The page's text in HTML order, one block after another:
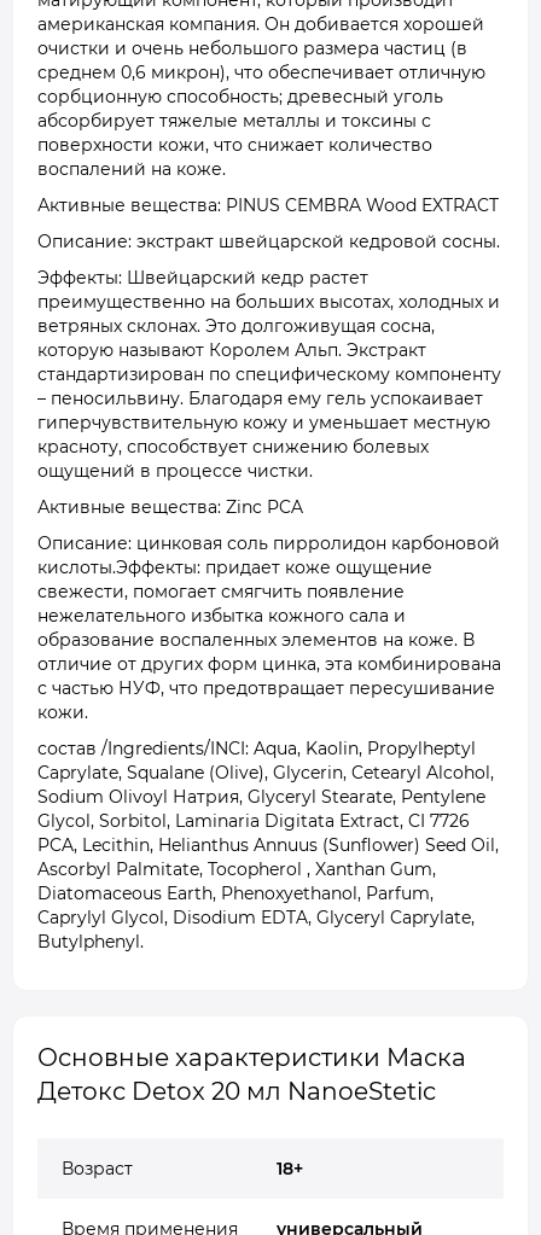
американская компания. Он добивается хорошей
очистки и очень небольшого размера частиц (в
среднем 0,6 микрон), что обеспечивает отличную
сорбционную способность; древесный уголь
абсорбирует тяжелые металлы и токсины с
поверхности кожи, что снижает количество
воспалений на коже.
Активные вещества: PINUS CEMBRA Wood EXTRACT
Описание: экстракт швейцарской кедровой сосны.
Эффекты: Швейцарский кедр растет
преимущественно на больших высотах, холодных и
ветряных склонах. Это долгоживущая сосна,
которую называют Королем Альп. Экстракт
стандартизирован по специфическому компоненту
– пеносильвину. Благодаря ему гель успокаивает
гиперчувствительную кожу и уменьшает местную
красноту, способствует снижению болевых
ощущений в процессе чистки.
Активные вещества: Zinc PCA
Описание: цинковая соль пирролидон карбоновой
кислоты.Эффекты: придает коже ощущение
свежести, помогает смягчить появление
нежелательного избытка кожного сала и
образование воспаленных элементов на коже. В
отличие от других форм цинка, эта комбинирована
с частью НУФ, что предотвращает пересушивание
кожи.
состав /Ingredients/INCI: Aqua, Kaolin, Propylheptyl
Caprylate, Squalane (Olive), Glycerin, Cetearyl Alcohol,
Sodium Olivoyl Натрия, Glyceryl Stearate, Pentylene
Glycol, Sorbitol, Laminaria Digitata Extract, CI 7726
PCA, Lecithin, Helianthus Annuus (Sunflower) Seed Oil,
Ascorbyl Palmitate, Tocopherol , Xanthan Gum,
Diatomaceous Earth, Phenoxyethanol, Parfum,
Caprylyl Glycol, Disodium EDTA, Glyceryl Caprylate,
Butylphenyl.
Основные характеристики Маска
Детокс Detox 20 мл NanoeStetic
Возраст 18+
Время применения универсальный